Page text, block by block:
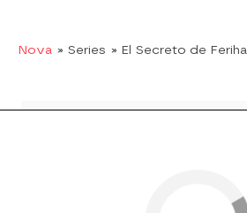
Nova » Series » El Secreto de Feriha